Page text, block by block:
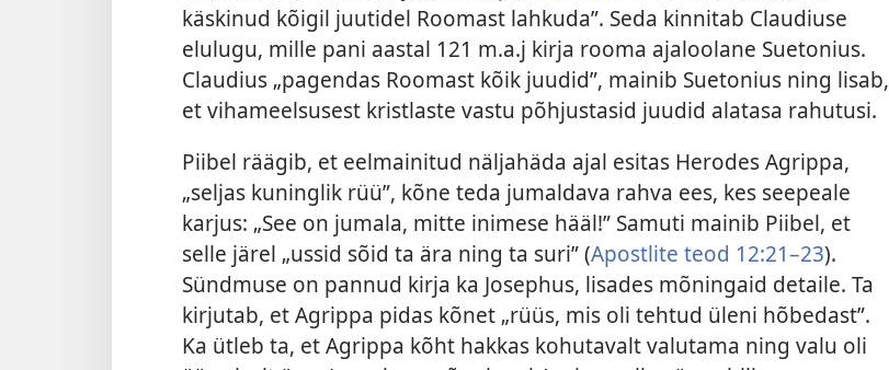
käskinud kõigil juutidel Roomast lahkuda”. Seda kinnitab Claudiuse
elulugu, mille pani aastal 121 m.a.j kirja rooma ajaloolane Suetonius.
Claudius „pagendas Roomast kõik juudid”, mainib Suetonius ning lisab,
et vihameelsusest kristlaste vastu põhjustasid juudid alatasa rahutusi.
Piibel räägib, et eelmainitud näljahäda ajal esitas Herodes Agrippa,
„seljas kuninglik rüü”, kõne teda jumaldava rahva ees, kes seepeale
karjus: „See on jumala, mitte inimese hääl!” Samuti mainib Piibel, et
selle järel „ussid sõid ta ära ning ta suri” (Apostlite teod 12:21–23).
Sündmuse on pannud kirja ka Josephus, lisades mõningaid detaile. Ta
kirjutab, et Agrippa pidas kõnet „rüüs, mis oli tehtud üleni hõbedast”.
Ka ütleb ta, et Agrippa kõht hakkas kohutavalt valutama ning valu oli